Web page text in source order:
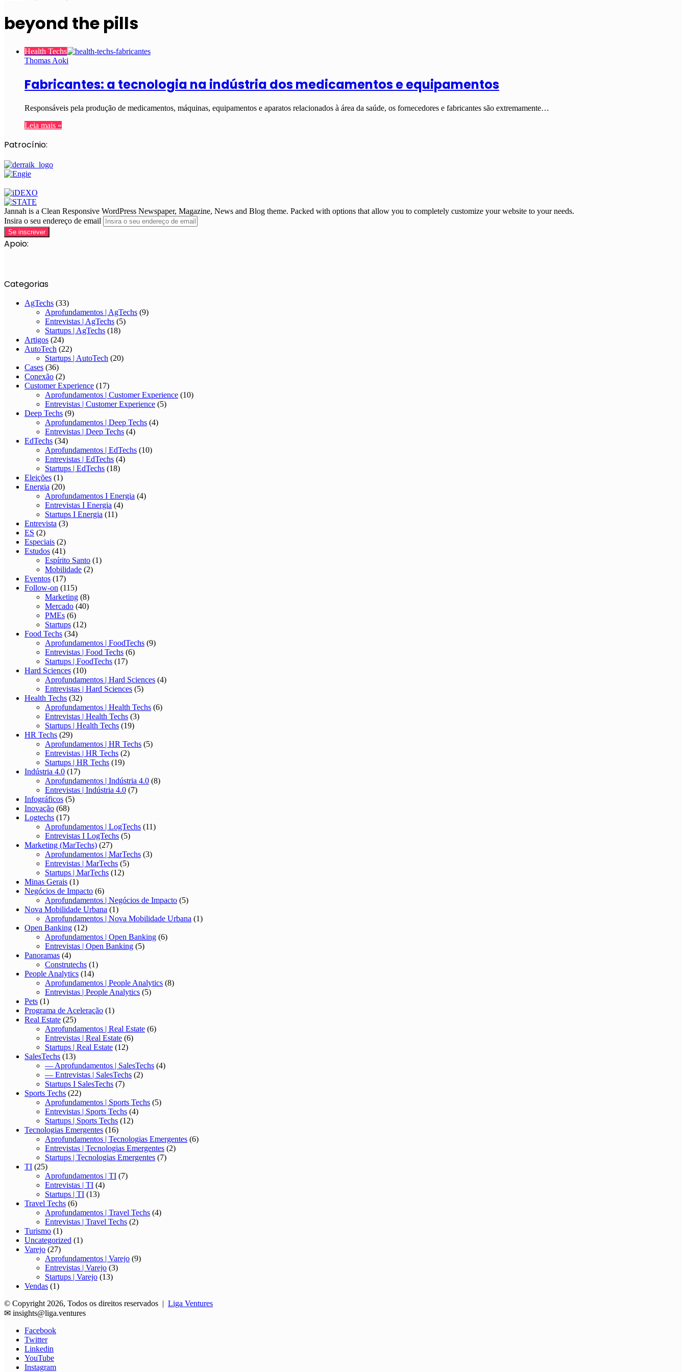
beyond the pills
Health Techs
Thomas Aoki
Fabricantes: a tecnologia na indústria dos medicamentos e equipamentos
Responsáveis pela produção de medicamentos, máquinas, equipamentos e aparatos relacionados à área da saúde, os fornecedores e fabricantes são extremamente…
Leia mais »
Patrocínio:
Jannah is a Clean Responsive WordPress Newspaper, Magazine, News and Blog theme. Packed with options that allow you to completely customize your website to your needs.
Insira o seu endereço de email
Apoio:
Categorias
AgTechs (33)
Aprofundamentos | AgTechs (9)
Entrevistas | AgTechs (5)
Startups | AgTechs (18)
Artigos (24)
AutoTech (22)
Startups | AutoTech (20)
Cases (36)
Conexão (2)
Customer Experience (17)
Aprofundamentos | Customer Experience (10)
Entrevistas | Customer Experience (5)
Deep Techs (9)
Aprofundamentos | Deep Techs (4)
Entrevistas | Deep Techs (4)
EdTechs (34)
Aprofundamentos | EdTechs (10)
Entrevistas | EdTechs (4)
Startups | EdTechs (18)
Eleições (1)
Energia (20)
Aprofundamentos I Energia (4)
Entrevistas I Energia (4)
Startups I Energia (11)
Entrevista (3)
ES (2)
Especiais (2)
Estudos (41)
Espírito Santo (1)
Mobilidade (2)
Eventos (17)
Follow-on (115)
Marketing (8)
Mercado (40)
PMEs (6)
Startups (12)
Food Techs (34)
Aprofundamentos | FoodTechs (9)
Entrevistas | Food Techs (6)
Startups | FoodTechs (17)
Hard Sciences (10)
Aprofundamentos | Hard Sciences (4)
Entrevistas | Hard Sciences (5)
Health Techs (32)
Aprofundamentos | Health Techs (6)
Entrevistas | Health Techs (3)
Startups | Health Techs (19)
HR Techs (29)
Aprofundamentos | HR Techs (5)
Entrevistas | HR Techs (2)
Startups | HR Techs (19)
Indústria 4.0 (17)
Aprofundamentos | Indústria 4.0 (8)
Entrevistas | Indústria 4.0 (7)
Infográficos (5)
Inovação (68)
Logtechs (17)
Aprofundamentos | LogTechs (11)
Entrevistas I LogTechs (5)
Marketing (MarTechs) (27)
Aprofundamentos | MarTechs (3)
Entrevistas | MarTechs (5)
Startups | MarTechs (12)
Minas Gerais (1)
Negócios de Impacto (6)
Aprofundamentos | Negócios de Impacto (5)
Nova Mobilidade Urbana (1)
Aprofundamentos | Nova Mobilidade Urbana (1)
Open Banking (12)
Aprofundamentos | Open Banking (6)
Entrevistas | Open Banking (5)
Panoramas (4)
Construtechs (1)
People Analytics (14)
Aprofundamentos | People Analytics (8)
Entrevistas | People Analytics (5)
Pets (1)
Programa de Aceleração (1)
Real Estate (25)
Aprofundamentos | Real Estate (6)
Entrevistas | Real Estate (6)
Startups | Real Estate (12)
SalesTechs (13)
— Aprofundamentos | SalesTechs (4)
— Entrevistas | SalesTechs (2)
Startups I SalesTechs (7)
Sports Techs (22)
Aprofundamentos | Sports Techs (5)
Entrevistas | Sports Techs (4)
Startups | Sports Techs (12)
Tecnologias Emergentes (16)
Aprofundamentos | Tecnologias Emergentes (6)
Entrevistas | Tecnologias Emergentes (2)
Startups | Tecnologias Emergentes (7)
TI (25)
Aprofundamentos | TI (7)
Entrevistas | TI (4)
Startups | TI (13)
Travel Techs (6)
Aprofundamentos | Travel Techs (4)
Entrevistas | Travel Techs (2)
Turismo (1)
Uncategorized (1)
Varejo (27)
Aprofundamentos | Varejo (9)
Entrevistas | Varejo (3)
Startups | Varejo (13)
Vendas (1)
© Copyright 2026, Todos os direitos reservados | Liga Ventures
✉ insights@liga.ventures
Facebook
Twitter
Linkedin
YouTube
Instagram